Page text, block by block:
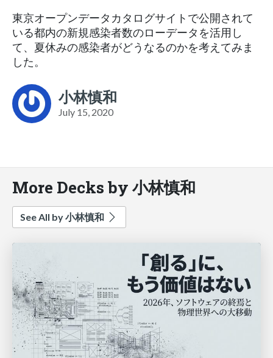
東京オープンデータカタログサイトで公開されて
いる都内の新規感染者数のローデータを活用し
て、夏休みの感染者がどうなるのかを考えてみま
した。
小林慎和
July 15, 2020
More Decks by 小林慎和
See All by 小林慎和